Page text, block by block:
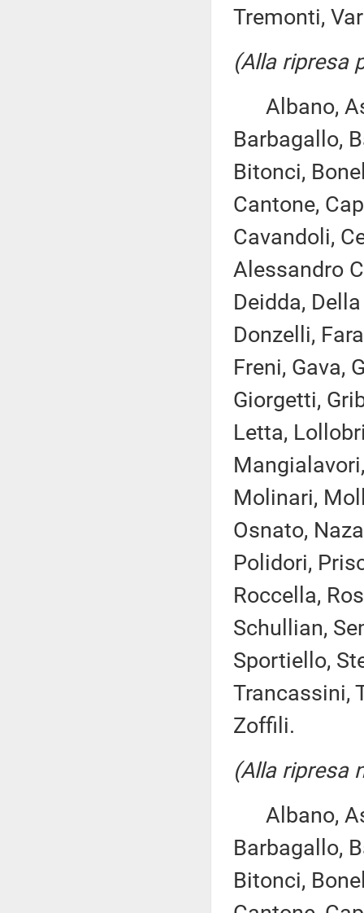
Tremonti,
(Alla ripresa
Albano,
Barbagallo,
Bitonci,
Cantone,
Cavandoli,
Alessandro
Deidda,
Donzelli,
Freni, Gava,
Giorgetti,
Letta,
Molinari,
Osnato,
Polidori,
Roccella,
Schullian,
Sportiello,
Trancassini,
Zoffili.
(Alla ripresa
Albano,
Barbagallo,
Bitonci,